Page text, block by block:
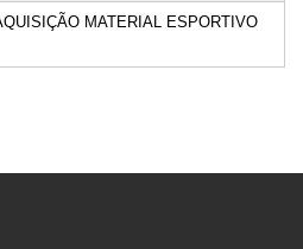
MATERIAL ESPORTIVO